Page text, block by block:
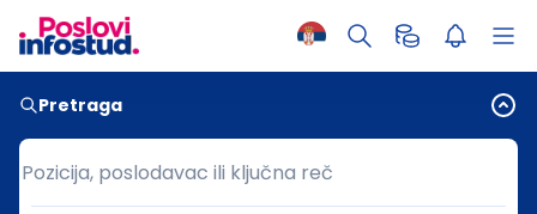
Pretraga
Pozicija, poslodavac ili ključna reč
Pozicija, poslodavac ili ključna reč